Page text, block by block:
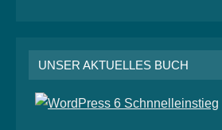
UNSER AKTUELLES BUCH